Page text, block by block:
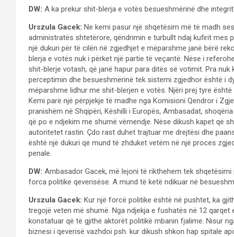
DW: A ka prekur shit-blerja e votës besueshmërinë dhe
Urszula Gacek: Ne kemi pasur një shqetësim më të madh
administratës shtetërore, qëndrimin e turbullt ndaj kufirit mes
një dukuri për të cilën në zgjedhjet e mëparshme janë bërë
blerja e votës nuk i përket një partie të veçantë. Nëse i
shit-blerje votash, që janë hapur para ditës së votimit. Pra
perceptimin dhe besueshmërinë tek sistemi zgjedhor është i
mëparshme lidhur me shit-blerjen e votës. Njëri prej tyre
Kemi parë një përpjekje të madhe nga Komisioni Qendror i
pranishëm në Shqipëri, Këshilli i Europës, Ambasadat,
që po e ndjekim me shumë vëmendje. Nëse dikush kapet që
autoritetet rastin. Çdo rast duhet trajtuar me drejtësi dhe
është një dukuri që mund të zhduket vetëm në një proces
penale.
DW: Ambasador Gacek, më lejoni të rikthehem tek
forca politike qeverisëse. A mund të ketë ndikuar në
Urszula Gacek: Kur një forcë politike është në pushtet, ka
tregojë veten më shumë. Nga ndjekja e fushatës në 12
konstatuar që të gjithë aktorët politikë mbanin fjalime. Nisur
biznesi i qeverisë vazhdoi psh. kur dikush shkon hap spitale